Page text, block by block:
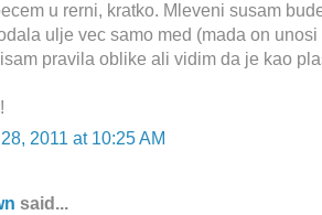
u rerni, kratko. Mleveni susam
ulje vec samo med (mada on
pravila oblike ali vidim da je kao
2011 at 10:25 AM
said...